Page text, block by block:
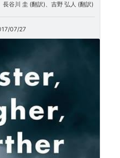
谷川 圭 (翻訳)、吉野 弘人 (翻訳)
07/27